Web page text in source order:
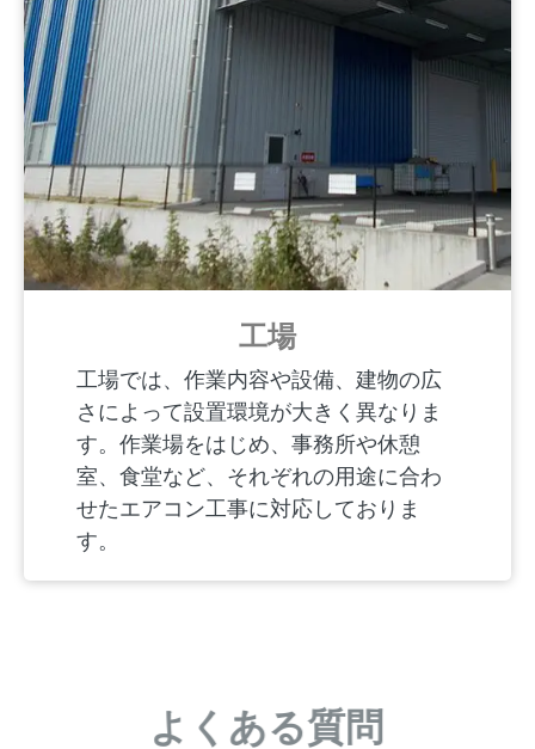
工場
工場では、作業内容や設備、建物の広
さによって設置環境が大きく異なりま
す。作業場をはじめ、事務所や休憩
室、食堂など、それぞれの用途に合わ
せたエアコン工事に対応しておりま
す。
よくある質問